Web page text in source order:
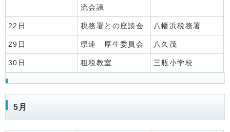
流会議
22日 税務署との座談会 八幡浜税務署
29日 県連 厚生委員会 八久茂
30日 租税教室 三瓶小学校
5月